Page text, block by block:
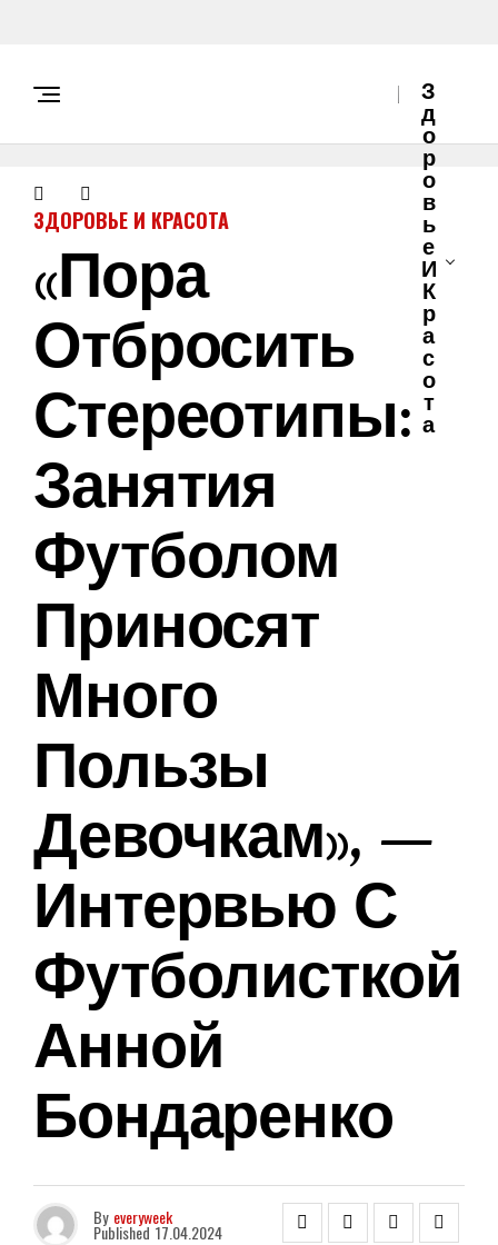
З
Д
О
Р
О
В
Ь
Е
И
К
Р
А
С
О
Т
А
ЗДОРОВЬЕ И КРАСОТА
«Пора
Отбросить
Стереотипы:
Занятия
Футболом
Приносят
Много
Пользы
Девочкам», —
Интервью С
Футболисткой
Анной
Бондаренко
By everyweek
Published 17.04.2024